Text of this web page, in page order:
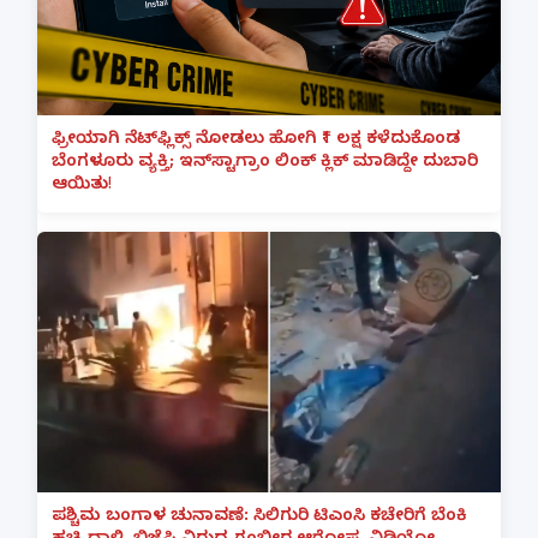
ಫ್ರೀಯಾಗಿ ನೆಟ್‌ಫ್ಲಿಕ್ಸ್ ನೋಡಲು ಹೋಗಿ ₹1 ಲಕ್ಷ ಕಳೆದುಕೊಂಡ
ಬೆಂಗಳೂರು ವ್ಯಕ್ತಿ; ಇನ್‌ಸ್ಟಾಗ್ರಾಂ ಲಿಂಕ್ ಕ್ಲಿಕ್ ಮಾಡಿದ್ದೇ ದುಬಾರಿ
ಆಯಿತು!
ಪಶ್ಚಿಮ ಬಂಗಾಳ ಚುನಾವಣೆ: ಸಿಲಿಗುರಿ ಟಿಎಂಸಿ ಕಚೇರಿಗೆ ಬೆಂಕಿ